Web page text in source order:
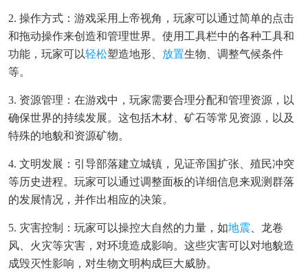
2. 操作方式：游戏采用上帝视角，玩家可以通过简单的点击
和拖动操作来创造和管理世界。使用工具栏中的各种工具和
功能，玩家可以轻松塑造地形、 放置生物、调整气候条件
等。
3. 资源管理：在游戏中，玩家需要合理分配和管理资源，以
确保世界的持续发展。这包括木材、矿石等常见资源，以及
特殊的地貌和资源矿物。
4. 文明发展：引导部落建立城镇，见证帝国扩张、殖民冲突
等历史进程。玩家可以通过调整面板的详细信息来观测群落
的发展情况，并作出相应的决策。
5. 灾害控制：玩家可以操控大自然的力量，如地震 、龙卷
风、火灾等灾害，对环境造成影响。这些灾害可以对地貌造
成毁灭性影响，对生物文明构成巨大威胁。